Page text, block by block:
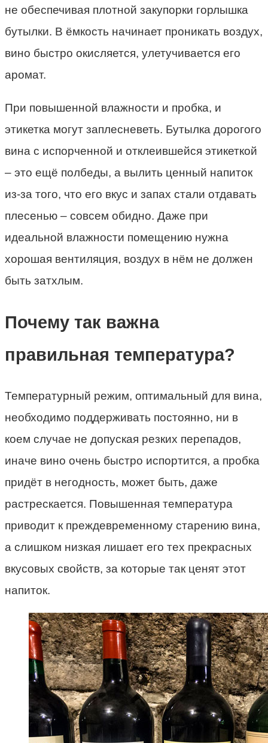
не обеспечивая плотной закупорки горлышка
бутылки. В ёмкость начинает проникать воздух,
вино быстро окисляется, улетучивается его
аромат.
При повышенной влажности и пробка, и
этикетка могут заплесневеть. Бутылка дорогого
вина с испорченной и отклеившейся этикеткой
– это ещё полбеды, а вылить ценный напиток
из-за того, что его вкус и запах стали отдавать
плесенью – совсем обидно. Даже при
идеальной влажности помещению нужна
хорошая вентиляция, воздух в нём не должен
быть затхлым.
Почему так важна
правильная температура?
Температурный режим, оптимальный для вина,
необходимо поддерживать постоянно, ни в
коем случае не допуская резких перепадов,
иначе вино очень быстро испортится, а пробка
придёт в негодность, может быть, даже
растрескается. Повышенная температура
приводит к преждевременному старению вина,
а слишком низкая лишает его тех прекрасных
вкусовых свойств, за которые так ценят этот
напиток.